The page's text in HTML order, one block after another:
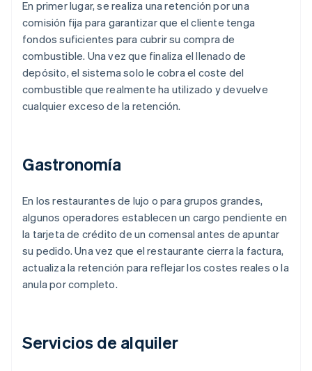
En primer lugar, se realiza una retención por una
comisión fija para garantizar que el cliente tenga
fondos suficientes para cubrir su compra de
combustible. Una vez que finaliza el llenado de
depósito, el sistema solo le cobra el coste del
combustible que realmente ha utilizado y devuelve
cualquier exceso de la retención.
Gastronomía
En los restaurantes de lujo o para grupos grandes,
algunos operadores establecen un cargo pendiente en
la tarjeta de crédito de un comensal antes de apuntar
su pedido. Una vez que el restaurante cierra la factura,
actualiza la retención para reflejar los costes reales o la
anula por completo.
Servicios de alquiler